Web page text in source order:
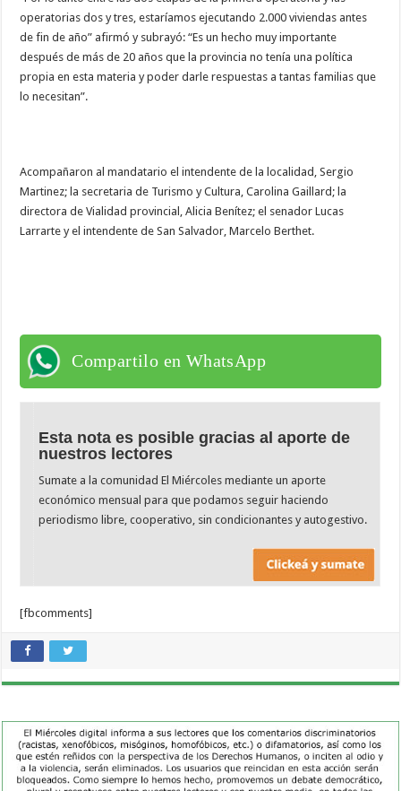
operatorias dos y tres, estaríamos ejecutando 2.000 viviendas antes
de fin de año” afirmó y subrayó: “Es un hecho muy importante
después de más de 20 años que la provincia no tenía una política
propia en esta materia y poder darle respuestas a tantas familias que
lo necesitan”.
Acompañaron al mandatario el intendente de la localidad, Sergio
Martinez; la secretaria de Turismo y Cultura, Carolina Gaillard; la
directora de Vialidad provincial, Alicia Benítez; el senador Lucas
Larrarte y el intendente de San Salvador, Marcelo Berthet.
Compartilo en WhatsApp
Esta nota es posible gracias al aporte de
nuestros lectores
Sumate a la comunidad El Miércoles mediante un aporte
económico mensual para que podamos seguir haciendo
periodismo libre, cooperativo, sin condicionantes y autogestivo.
[fbcomments]